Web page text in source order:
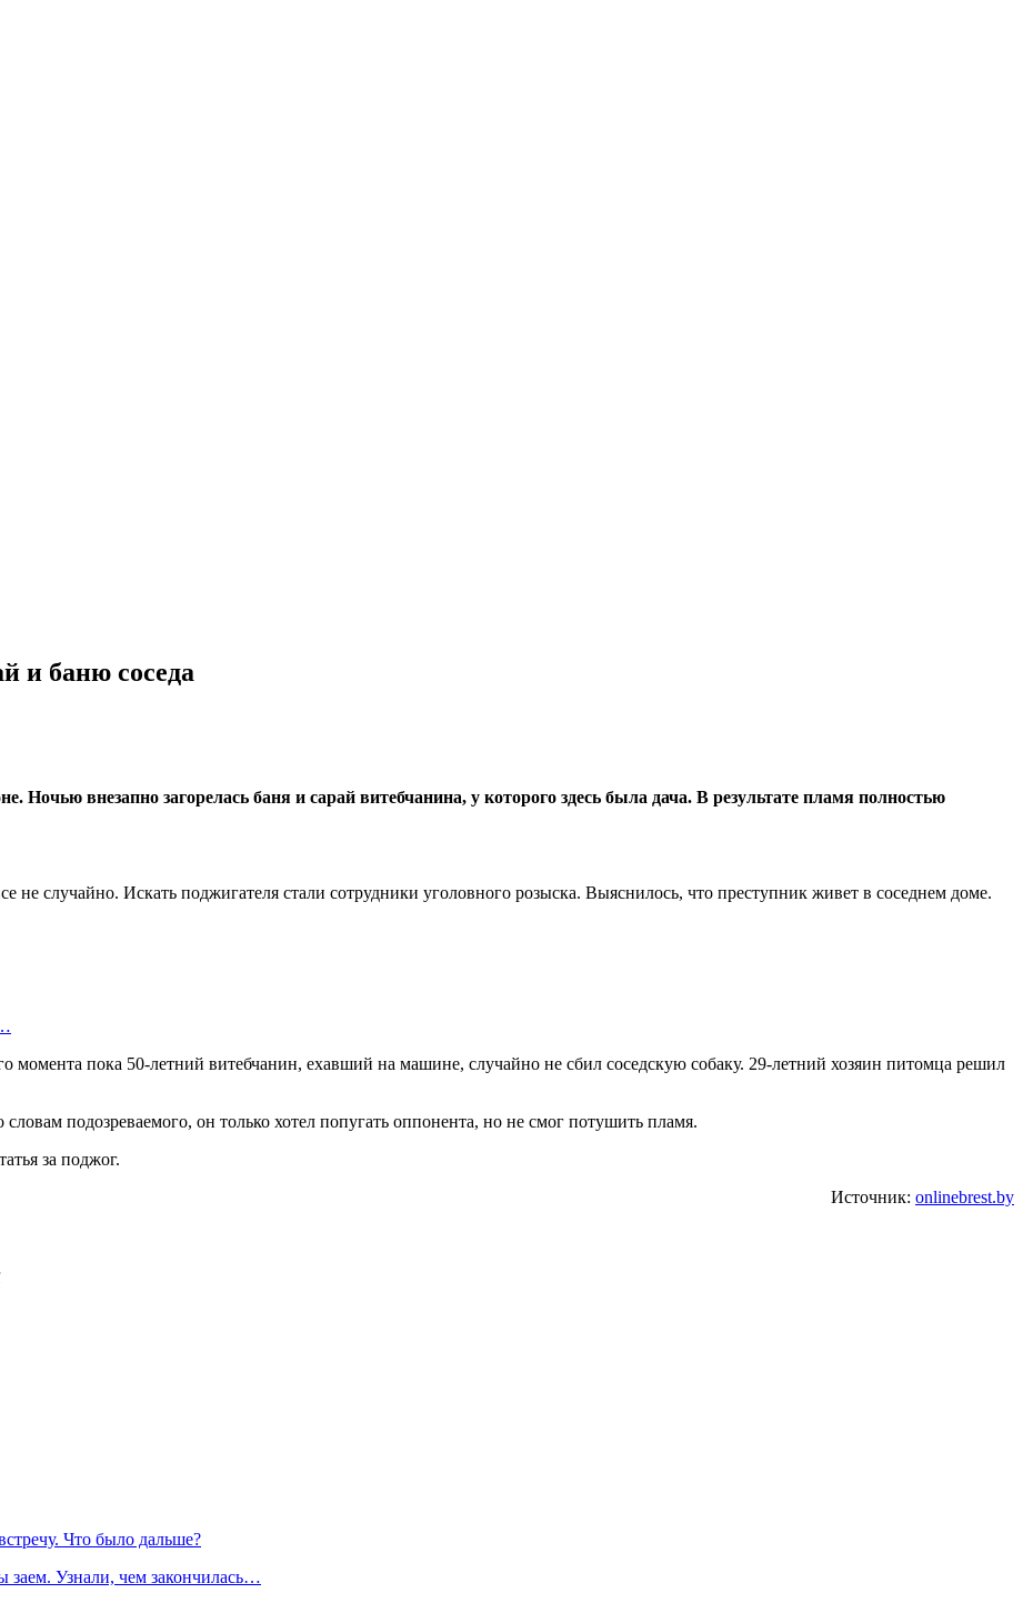
и баню соседа
Ночью внезапно загорелась баня и сарай витебчанина, у которого здесь была дача. В результате пламя полностью
случайно. Искать поджигателя стали сотрудники уголовного розыска. Выяснилось, что преступник живет в соседнем доме.
пока 50-летний витебчанин, ехавший на машине, случайно не сбил соседскую собаку. 29-летний хозяин питомца решил
подозреваемого, он только хотел попугать оппонента, но не смог потушить пламя.
за поджог.
Источник: onlinebrest.by
Что было дальше?
Узнали, чем закончилась…